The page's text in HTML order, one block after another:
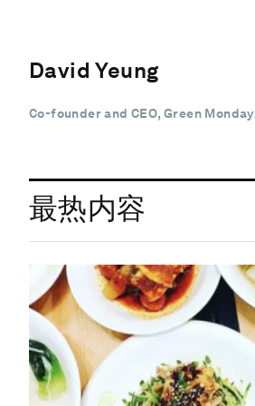
David Yeung
Co-founder and CEO, Green Monday
最热内容